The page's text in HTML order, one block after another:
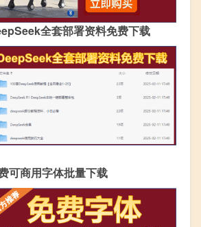
全套部署资料免费下载
可商用字体批量下载